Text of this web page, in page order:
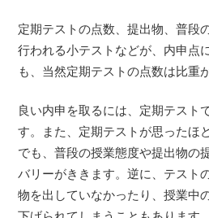
定期テストの点数、提出物、普段
行われる小テストなどが、内申点
も、当然定期テストの点数は比重
良い内申を取るには、定期テスト
す。また、定期テストが思ったほ
でも、普段の授業態度や提出物の
バリーがききます。逆に、テスト
物を出していなかったり、授業中